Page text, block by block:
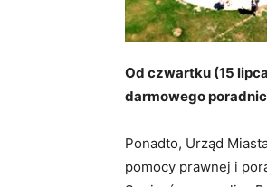
Od czwartku (15
darmowego
Ponadto, Urząd
pomocy prawnej i